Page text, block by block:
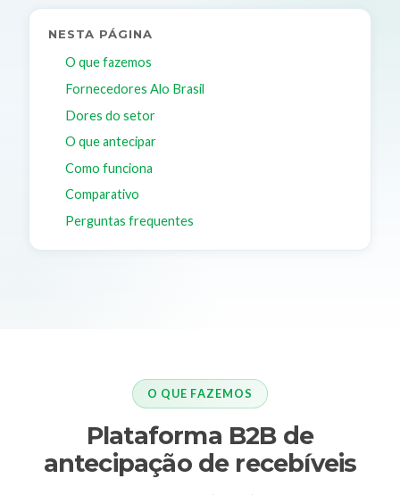
NESTA PÁGINA
O que fazemos
Fornecedores Alo Brasil
Dores do setor
O que antecipar
Como funciona
Comparativo
Perguntas frequentes
O QUE FAZEMOS
Plataforma B2B de
antecipação de recebíveis